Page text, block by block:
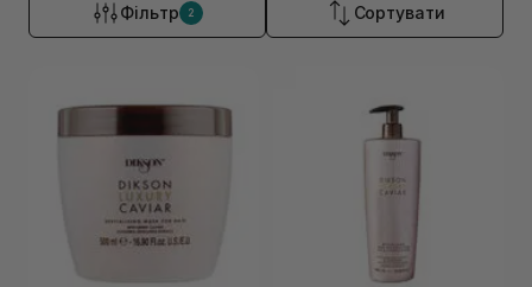
Фільтр 2 Сортувати